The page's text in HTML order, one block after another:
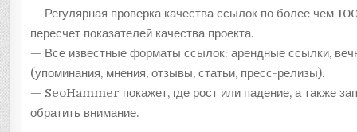
— Регулярная проверка качества ссылок по более чем
пересчет показателей качества проекта.
— Все известные форматы ссылок: арендные ссылки,
(упоминания, мнения, отзывы, статьи, пресс-релизы).
— SeoHammer покажет, где рост или падение, а также
обратить внимание.